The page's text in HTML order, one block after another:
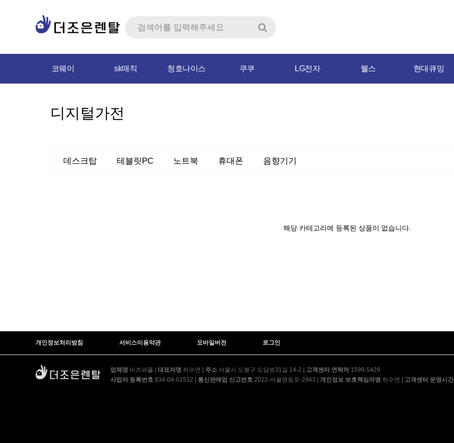
코웨이 sk매직 청호나이스 쿠쿠 LG전자 웰스 현대큐밍
디지털가전
데스크탑 테블릿PC 노트북 휴대폰 음향기기
해당 카테고리에 등록된 상품이 없습니다.
개인정보처리방침 서비스이용약관 모바일버전 로그인
업체명 비즈퍼플 대표자명 허수연 주소 서울시 도봉구 도담로31길 14-2 고객센터 연락처 1599-5428
사업자 등록번호 834-04-01512 통신판매업 신고번호 2022-서울영등포-2943 개인정보 보호책임자명 허수연 고객센터 운영시간